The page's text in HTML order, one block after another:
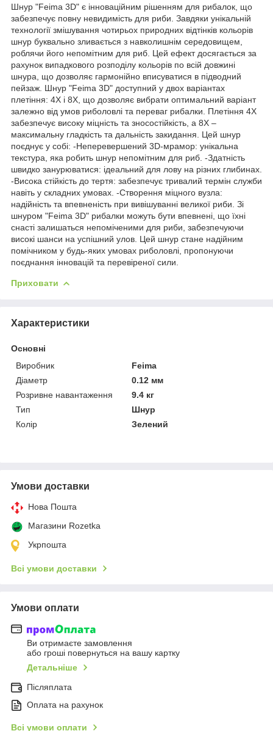
Шнур "Feima 3D" є інноваційним рішенням для рибалок, що
забезпечує повну невидимість для риби. Завдяки унікальній
технології змішування чотирьох природних відтінків кольорів
шнур буквально зливається з навколишнім середовищем,
роблячи його непомітним для риб. Цей ефект досягається за
рахунок випадкового розподілу кольорів по всій довжині
шнура, що дозволяє гармонійно вписуватися в підводний
пейзаж. Шнур "Feima 3D" доступний у двох варіантах
плетіння: 4X і 8X, що дозволяє вибрати оптимальний варіант
залежно від умов риболовлі та переваг рибалки. Плетіння 4X
забезпечує високу міцність та зносостійкість, а 8X –
максимальну гладкість та дальність закидання. Цей шнур
поєднує у собі: -Неперевершений 3D-мрамор: унікальна
текстура, яка робить шнур непомітним для риб. -Здатність
швидко занурюватися: ідеальний для лову на різних глибинах.
-Висока стійкість до тертя: забезпечує тривалий термін служби
навіть у складних умовах. -Створення міцного вузла:
надійність та впевненість при вивішуванні великої риби. Зі
шнуром "Feima 3D" рибалки можуть бути впевнені, що їхні
снасті залишаться непоміченими для риби, забезпечуючи
високі шанси на успішний улов. Цей шнур стане надійним
помічником у будь-яких умовах риболовлі, пропонуючи
поєднання інновацій та перевіреної сили.
Приховати
Характеристики
Основні
Виробник
Feima
Діаметр
0.12 мм
Розривне навантаження
9.4 кг
Тип
Шнур
Колір
Зелений
Умови доставки
Нова Пошта
Магазини Rozetka
Укрпошта
Всі умови доставки
Умови оплати
Ви отримаєте замовлення
або гроші повернуться на вашу картку
Детальніше
Післяплата
Оплата на рахунок
Всі умови оплати